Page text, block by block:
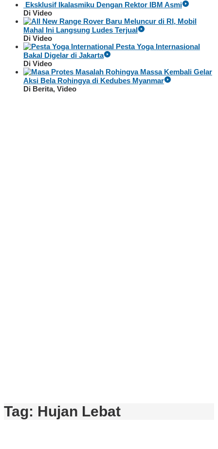
Eksklusif Ikalasmiku Dengan Rektor IBM Asmi
Di Video
Baru Meluncur di RI, Mobil
Mahal Ini Langsung Ludes Terjual
Di Video
Pesta Yoga Internasional
Bakal Digelar di Jakarta
Di Video
Massa Kembali Gelar
Aksi Bela Rohingya di Kedubes Myanmar
Di Berita, Video
Tag: Hujan Lebat